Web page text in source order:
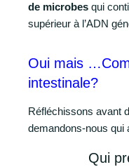
de microbes qui
supérieur à l’ADN
Oui mais
intestinale?
Réfléchissons avant
demandons-nous qui
Qui